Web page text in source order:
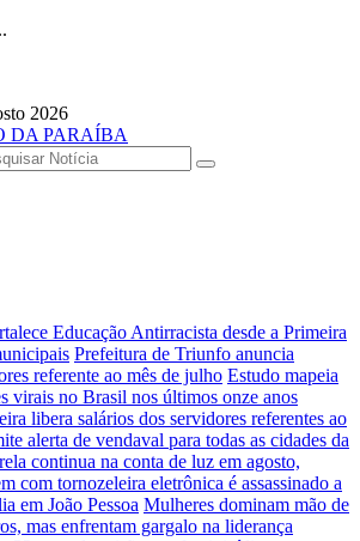
2026
Educação Antirracista desde a Primeira
Prefeitura de Triunfo anuncia
referente ao mês de julho Estudo mapeia
virais no Brasil nos últimos onze anos
libera salários dos servidores referentes ao
alerta de vendaval para todas as cidades da
continua na conta de luz em agosto,
com tornozeleira eletrônica é assassinado a
em João Pessoa Mulheres dominam mão de
mas enfrentam gargalo na liderança